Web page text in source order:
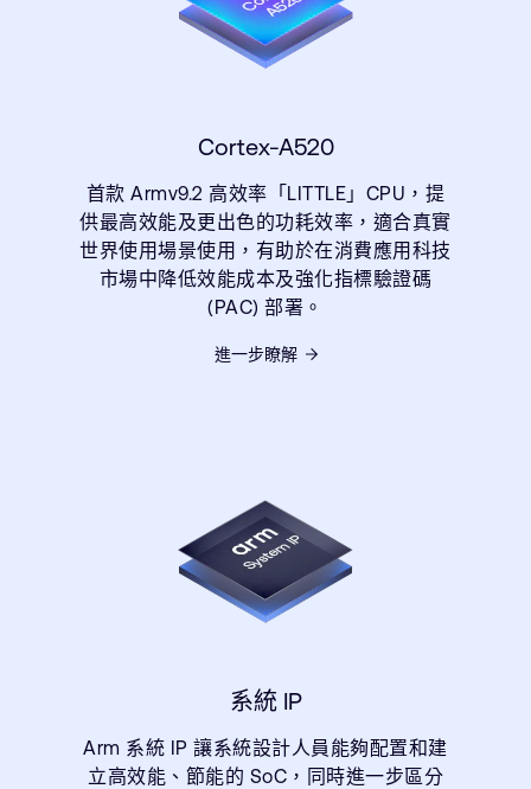
Cortex-A520
首款 Armv9.2 高效率「LITTLE」CPU，提
供最高效能及更出色的功耗效率，適合真實
世界使用場景使用，有助於在消費應用科技
市場中降低效能成本及強化指標驗證碼
(PAC) 部署。
進一步瞭解
系統 IP
Arm 系統 IP 讓系統設計人員能夠配置和建
立高效能、節能的 SoC，同時進一步區分